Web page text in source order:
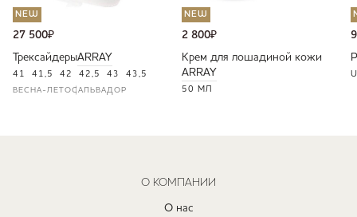
NEW
27 500₽
ТрексайдерыARRAY
41 41,5 42 42,5 43 43,5
ВЕСНА-ЛЕТОСАЛЬВАДОР
NEW
2 800₽
Крем для лошадиной кожи
ARRAY
50 МЛ
О КОМПАНИИ
О нас